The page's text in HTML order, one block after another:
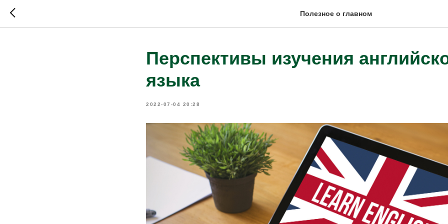
Полезное о главном
Перспективы изучения
языка
2022-07-04 20:28